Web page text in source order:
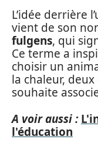
L’idée derrière
vient de son
fulgens, qui
Ce terme a
choisir un
la chaleur,
souhaite
A voir aussi :
l'éducation